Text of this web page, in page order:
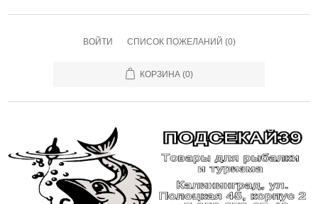
ВОЙТИ СПИСОК ПОЖЕЛАНИЙ (0)
КОРЗИНА (0)